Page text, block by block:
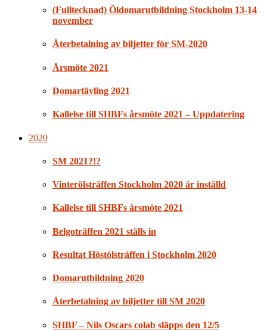
(Fulltecknad) Öldomarutbildning Stockholm 13-14
november
Återbetalning av biljetter för SM-2020
Årsmöte 2021
Domartävling 2021
Kallelse till SHBFs årsmöte 2021 – Uppdatering
2020
SM 2021?!?
Vinterölsträffen Stockholm 2020 är inställd
Kallelse till SHBFs årsmöte 2021
Belgoträffen 2021 ställs in
Resultat Höstölsträffen i Stockholm 2020
Domarutbildning 2020
Återbetalning av biljetter till SM 2020
SHBF – Nils Oscars colab släpps den 12/5